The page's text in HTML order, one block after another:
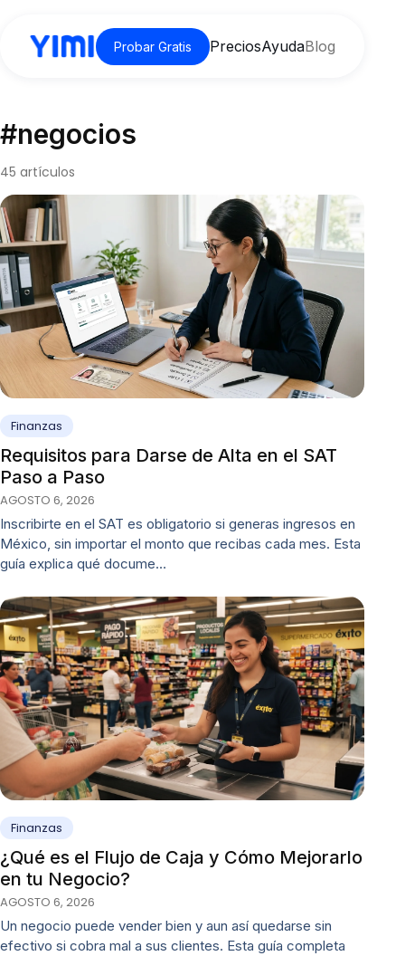
Probar Gratis PreciosAyudaBlog
#negocios
45 artículos
Finanzas
Requisitos para Darse de Alta en el SAT
Paso a Paso
AGOSTO 6, 2026
Inscribirte en el SAT es obligatorio si generas ingresos en
México, sin importar el monto que recibas cada mes. Esta
guía explica qué docume…
Finanzas
¿Qué es el Flujo de Caja y Cómo Mejorarlo
en tu Negocio?
AGOSTO 6, 2026
Un negocio puede vender bien y aun así quedarse sin
efectivo si cobra mal a sus clientes. Esta guía completa